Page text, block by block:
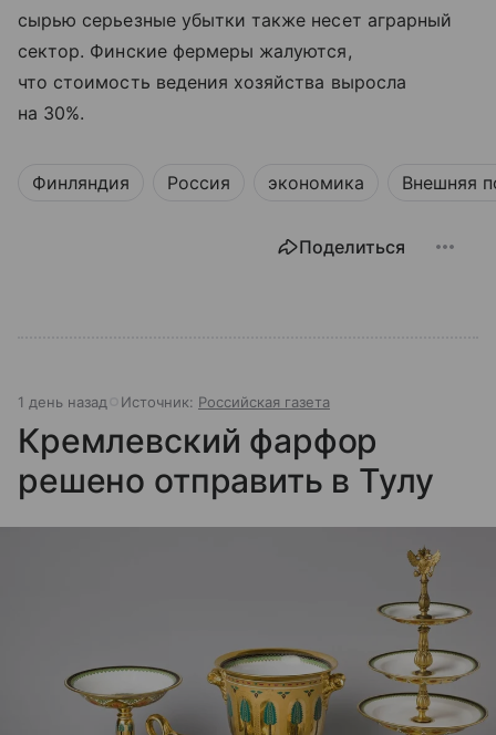
сырью серьезные убытки также несет аграрный
сектор. Финские фермеры жалуются,
что стоимость ведения хозяйства выросла
на 30%.
Финляндия Россия экономика Внешняя
Поделиться
1 день назад Источник: Российская газета
Кремлевский фарфор
решено отправить в Тулу